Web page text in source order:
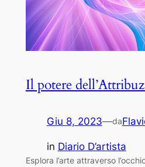
Il potere
Giu 8, 2023—da
in Diario D’artista
Esplora l’arte attraverso